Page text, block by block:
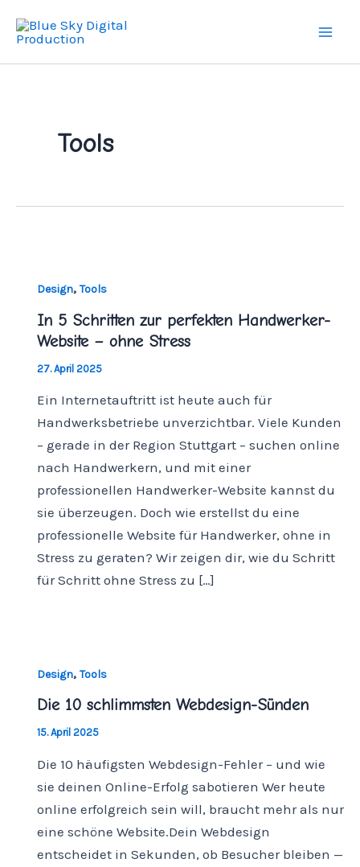
Inhalt
Tools
Design, Tools
In 5 Schritten zur perfekten Handwerker-
Website – ohne Stress
27. April 2025
Ein Internetauftritt ist heute auch für
Handwerksbetriebe unverzichtbar. Viele Kunden
– gerade in der Region Stuttgart – suchen online
nach Handwerkern, und mit einer
professionellen Handwerker-Website kannst du
sie überzeugen. Doch wie erstellst du eine
professionelle Website für Handwerker, ohne in
Stress zu geraten? Wir zeigen dir, wie du Schritt
für Schritt ohne Stress zu […]
Design, Tools
Die 10 schlimmsten Webdesign-Sünden
15. April 2025
Die 10 häufigsten Webdesign-Fehler – und wie
sie deinen Online-Erfolg sabotieren Wer heute
online erfolgreich sein will, braucht mehr als nur
eine schöne Website.Dein Webdesign
entscheidet in Sekunden, ob Besucher bleiben —